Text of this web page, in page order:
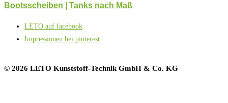
Bootsscheiben Tanks nach Maß
LETO auf facebook
Impressionen bei pinterest
© 2026 LETO Kunststoff-Technik GmbH & Co. KG